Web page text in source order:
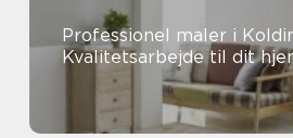
Professionel maler i
Kvalitetsarbejde til dit